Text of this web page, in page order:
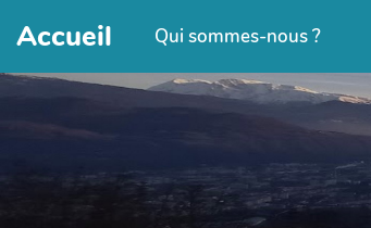
Accueil Qui sommes-nous ?